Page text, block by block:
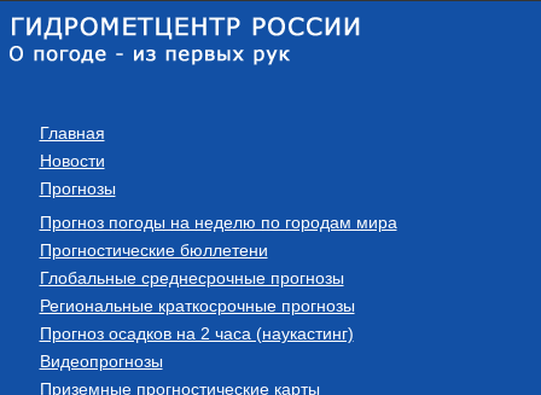
Главная
Новости
Прогнозы
Прогноз погоды на неделю по городам мира
Прогностические бюллетени
Глобальные среднесрочные прогнозы
Региональные краткосрочные прогнозы
Прогноз осадков на 2 часа (наукастинг)
Видеопрогнозы
Приземные прогностические карты